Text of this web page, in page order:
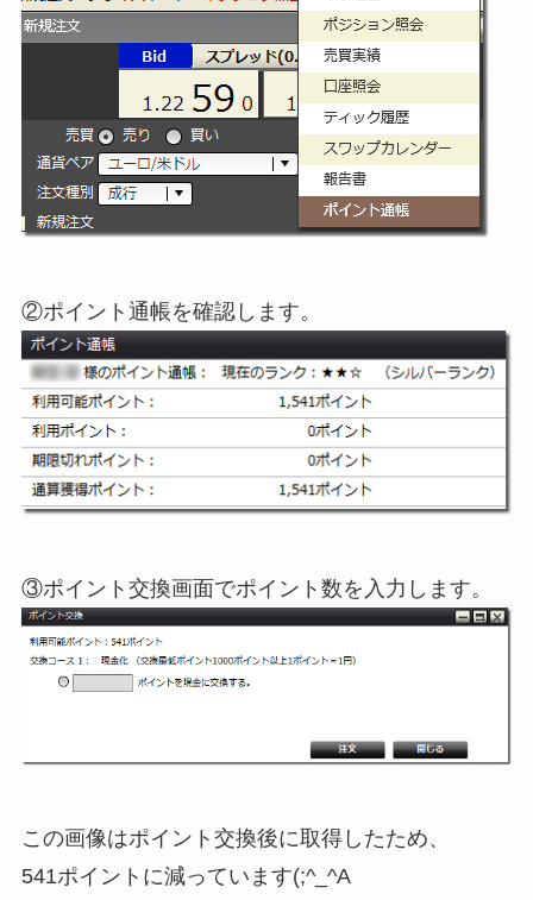
②ポイント通帳を確認します。
③ポイント交換画面でポイント数を入力します。
この画像はポイント交換後に取得したため、
541ポイントに減っています(;^_^A